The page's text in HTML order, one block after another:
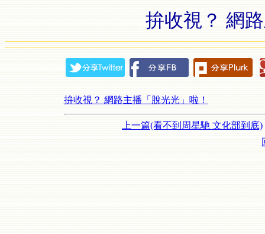
拚收視？ 網
拚收視？ 網路主播「脫光光」啦！
上一篇(看不到周星馳 文化部到底)